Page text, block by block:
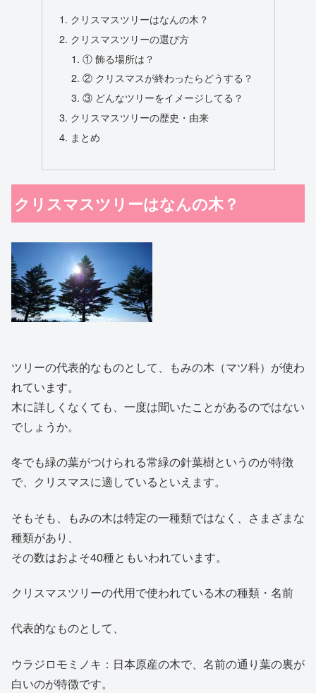
クリスマスツリーはなんの木？
クリスマスツリーの選び方
① 飾る場所は？
② クリスマスが終わったらどうする？
③ どんなツリーをイメージしてる？
クリスマスツリーの歴史・由来
まとめ
クリスマスツリーはなんの木？
ツリーの代表的なものとして、もみの木（マツ科）が使わ
れています。
木に詳しくなくても、一度は聞いたことがあるのではない
でしょうか。
冬でも緑の葉がつけられる常緑の針葉樹というのが特徴
で、クリスマスに適しているといえます。
そもそも、もみの木は特定の一種類ではなく、さまざまな
種類があり、
その数はおよそ40種ともいわれています。
クリスマスツリーの代用で使われている木の種類・名前
代表的なものとして、
ウラジロモミノキ：日本原産の木で、名前の通り葉の裏が
白いのが特徴です。